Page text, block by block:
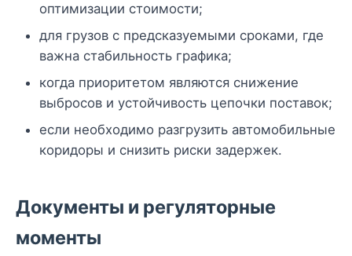
оптимизации стоимости;
для грузов с предсказуемыми сроками, где
важна стабильность графика;
когда приоритетом являются снижение
выбросов и устойчивость цепочки поставок;
если необходимо разгрузить автомобильные
коридоры и снизить риски задержек.
Документы и регуляторные
моменты